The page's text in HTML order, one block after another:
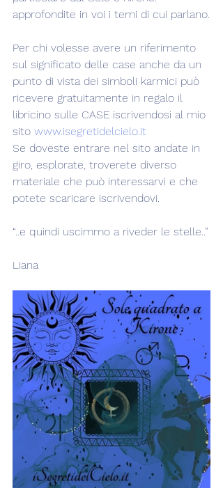
approfondite in voi i temi di cui parlano.
Per chi volesse avere un riferimento
sul significato delle case anche da un
punto di vista dei simboli karmici può
ricevere gratuitamente in regalo il
libricino sulle CASE iscrivendosi al mio
sito www.isegretidelcielo.it
Se doveste entrare nel sito andate in
giro, esplorate, troverete diverso
materiale che può interessarvi e che
potete scaricare iscrivendovi.
“..e quindi uscimmo a riveder le stelle..”
Liana